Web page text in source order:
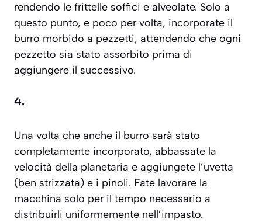
rendendo le frittelle soffici e alveolate. Solo a
questo punto, e poco per volta, incorporate il
burro morbido a pezzetti, attendendo che ogni
pezzetto sia stato assorbito prima di
aggiungere il successivo.
4.
Una volta che anche il burro sarà stato
completamente incorporato, abbassate la
velocità della planetaria e aggiungete l’uvetta
(ben strizzata) e i pinoli. Fate lavorare la
macchina solo per il tempo necessario a
distribuirli uniformemente nell’impasto.